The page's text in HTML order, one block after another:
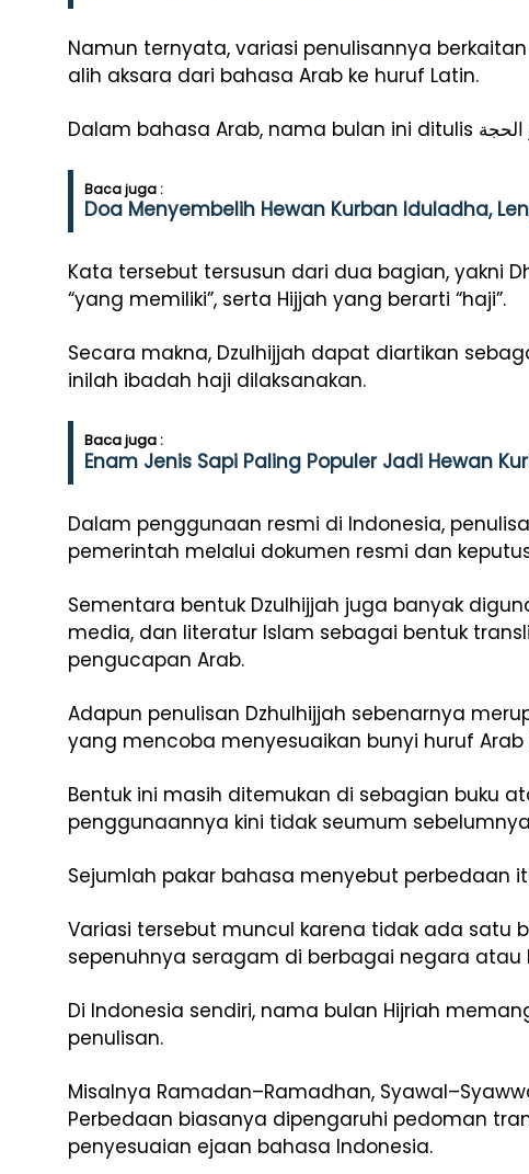
Namun ternyata, variasi penulisannya
alih aksara dari bahasa Arab ke huruf Latin.
Baca juga :
Doa Menyembelih Hewan Kurban Iduladha,
Kata tersebut tersusun dari dua bagian, yakni
“yang memiliki”, serta Hijjah yang berarti “haji”.
Secara makna, Dzulhijjah dapat diartikan
inilah ibadah haji dilaksanakan.
Baca juga :
Enam Jenis Sapi Paling Populer Jadi Hewan
Dalam penggunaan resmi di Indonesia,
pemerintah melalui dokumen resmi dan
Sementara bentuk Dzulhijjah juga banyak
media, dan literatur Islam sebagai bentuk
pengucapan Arab.
Adapun penulisan Dzhulhijjah sebenarnya
yang mencoba menyesuaikan bunyi huruf
Bentuk ini masih ditemukan di sebagian buku
penggunaannya kini tidak seumum
Sejumlah pakar bahasa menyebut perbedaan
Variasi tersebut muncul karena tidak ada satu
sepenuhnya seragam di berbagai negara atau
Di Indonesia sendiri, nama bulan Hijriah
penulisan.
Misalnya Ramadan–Ramadhan,
Perbedaan biasanya dipengaruhi pedoman
penyesuaian ejaan bahasa Indonesia.